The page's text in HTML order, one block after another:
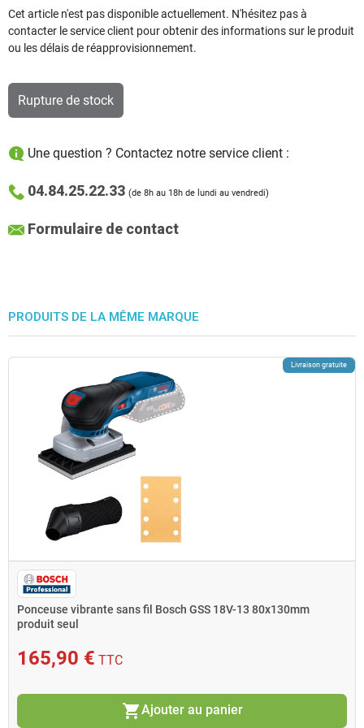
Cet article n'est pas disponible actuellement. N'hésitez pas à
contacter le service client pour obtenir des informations sur le produit
ou les délais de réapprovisionnement.
Rupture de stock
Une question ? Contactez notre service client :
04.84.25.22.33 (de 8h au 18h de lundi au vendredi)
Formulaire de contact
PRODUITS DE LA MÊME MARQUE
Livraison gratuite
Ponceuse vibrante sans fil Bosch GSS 18V-13 80x130mm
produit seul
165,90 € TTC
shopping_cartAjouter au panier